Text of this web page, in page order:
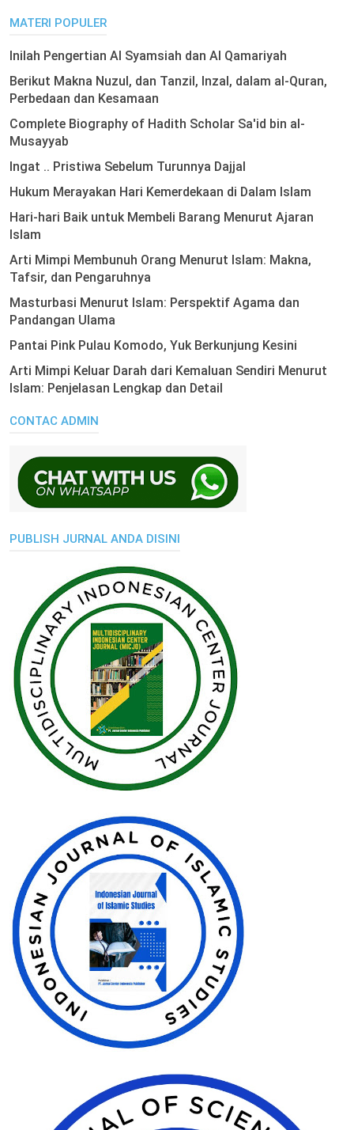
MATERI POPULER
Inilah Pengertian Al Syamsiah dan Al Qamariyah
Berikut Makna Nuzul, dan Tanzil, Inzal, dalam al-Quran,
Perbedaan dan Kesamaan
Complete Biography of Hadith Scholar Sa'id bin al-
Musayyab
Ingat .. Pristiwa Sebelum Turunnya Dajjal
Hukum Merayakan Hari Kemerdekaan di Dalam Islam
Hari-hari Baik untuk Membeli Barang Menurut Ajaran
Islam
Arti Mimpi Membunuh Orang Menurut Islam: Makna,
Tafsir, dan Pengaruhnya
Masturbasi Menurut Islam: Perspektif Agama dan
Pandangan Ulama
Pantai Pink Pulau Komodo, Yuk Berkunjung Kesini
Arti Mimpi Keluar Darah dari Kemaluan Sendiri Menurut
Islam: Penjelasan Lengkap dan Detail
CONTAC ADMIN
PUBLISH JURNAL ANDA DISINI